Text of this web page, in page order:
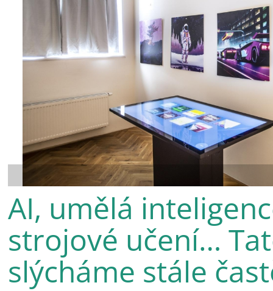
AI, umělá
strojové učení…
slýcháme stále